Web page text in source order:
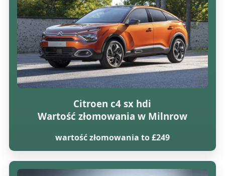
Citroen c4 sx hdi
Wartość złomowania w Milnrow
wartość złomowania to £249